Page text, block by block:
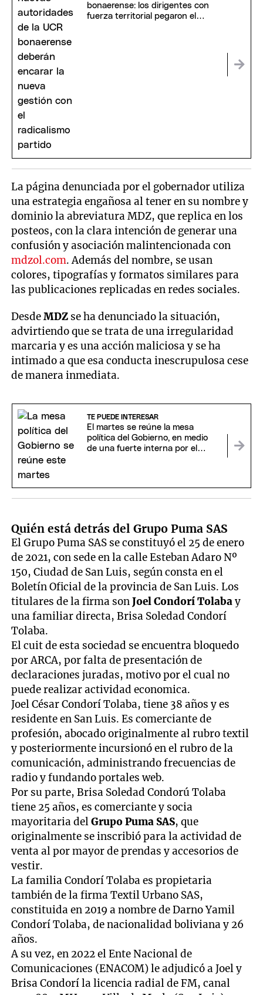
bonaerense: los dirigentes con
fuerza territorial pegaron el
La página denunciada por el gobernador utiliza
una estrategia engañosa al tener en su nombre y
dominio la abreviatura MDZ, que replica en los
posteos, con la clara intención de generar una
confusión y asociación malintencionada con
mdzol.com. Además del nombre, se usan
colores, tipografías y formatos similares para
las publicaciones replicadas en redes sociales.
DesdeMDZ se ha denunciado la situación,
advirtiendo que se trata de una irregularidad
marcaria y es una acción maliciosa y se ha
intimado a que esa conducta inescrupulosa cese
de manera inmediata.
TE PUEDE INTERESAR
El martes se reúne la mesa
política del Gobierno, en medio
de una fuerte interna por el
Quién está detrás del Grupo Puma SAS
El Grupo Puma SAS se constituyó el 25 de enero
de 2021, con sede en la calle Esteban Adaro Nº
150, Ciudad de San Luis, según consta en el
Boletín Oficial de la provincia de San Luis. Los
titulares de la firma sonJoel Condorí Tolabay
una familiar directa, Brisa Soledad Condorí
Tolaba.
El cuit de esta sociedad se encuentra bloquedo
por ARCA, por falta de presentación de
declaraciones juradas, motivo por el cual no
puede realizar actividad economica.
Joel César Condorí Tolaba, tiene 38 años y es
residente en San Luis. Es comerciante de
profesión, abocado originalmente al rubro textil
y posteriormente incursionó en el rubro de la
comunicación, administrando frecuencias de
radio y fundando portales web.
Por su parte, Brisa Soledad Condorú Tolaba
tiene 25 años, es comerciante y socia
mayoritaria delGrupo Puma SAS, que
originalmente se inscribió para la actividad de
venta al por mayor de prendas y accesorios de
vestir.
La familia Condorí Tolaba es propietaria
también de la firma Textil Urbano SAS,
constituida en 2019 a nombre de Darno Yamil
Condorí Tolaba, de nacionalidad boliviana y 26
años.
A su vez, en 2022 el Ente Nacional de
Comunicaciones (ENACOM) le adjudicó a Joel y
Brisa Condorí la licencia radial de FM, canal